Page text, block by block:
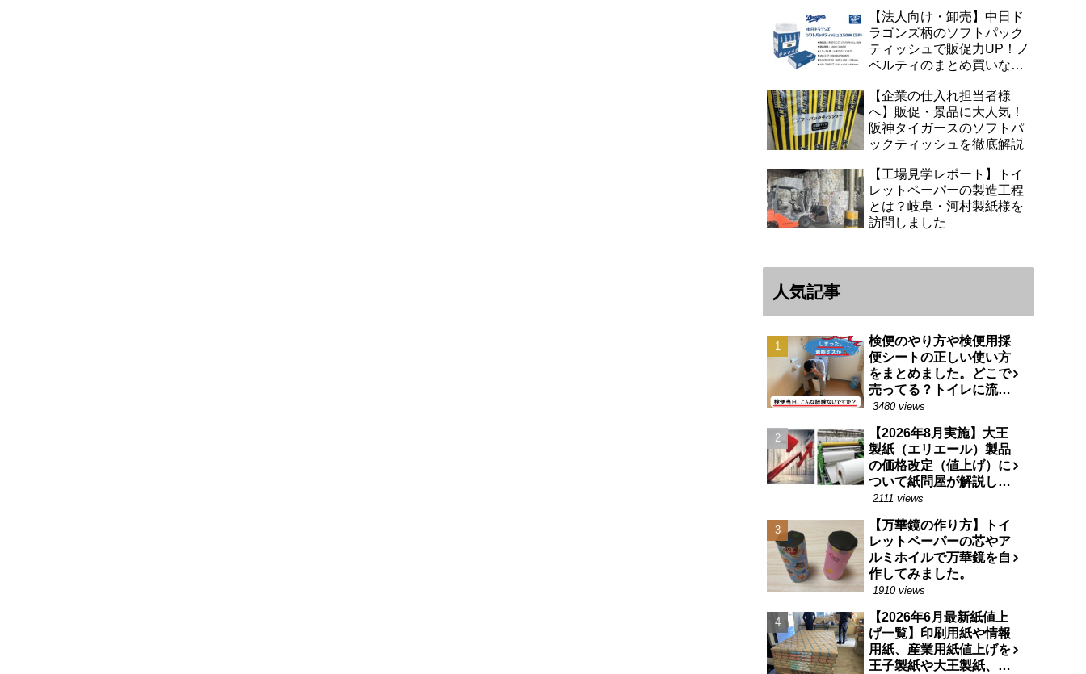
【法人向け・卸売】中日ド
ラゴンズ柄のソフトパック
ティッシュで販促力UP！ノ
ベルティのまとめ買いなら
【企業の仕入れ担当者様
へ】販促・景品に大人気！
阪神タイガースのソフトパ
ックティッシュを徹底解説
【工場見学レポート】トイ
レットペーパーの製造工程
とは？岐阜・河村製紙様を
訪問しました
人気記事
検便のやり方や検便用採
便シートの正しい使い方
をまとめました。どこで
売ってる？トイレに流せ
る特殊な紙です。
3480 views
【2026年8月実施】大王
製紙（エリエール）製品
の価格改定（値上げ）に
ついて紙問屋が解説しま
す
2111 views
【万華鏡の作り方】トイ
レットペーパーの芯やア
ルミホイルで万華鏡を自
作してみました。
1910 views
【2026年6月最新紙値上
げ一覧】印刷用紙や情報
用紙、産業用紙値上げを
王子製紙や大王製紙、日